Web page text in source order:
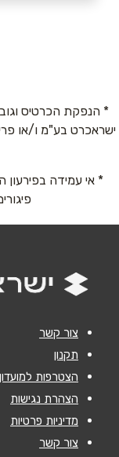
שם מלא*
טלפון*
נושא*
הודעה
* הנפקת הכרטיס
ישראכרט בע"מ ו/או
* אי עמידה בפירעון
צור קשר
תקנון
הצטרפות למועדון LIVING
הצהרת נגישות
מדיניות פרטיות
צור קשר